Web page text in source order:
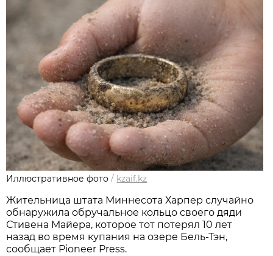
Иллюстративное фото / kzaif.kz
Жительница штата Миннесота Харпер случайно
обнаружила обручальное кольцо своего дяди
Стивена Майера, которое тот потерял 10 лет
назад во время купания на озере Бель-Тэн,
сообщает Pioneer Press.